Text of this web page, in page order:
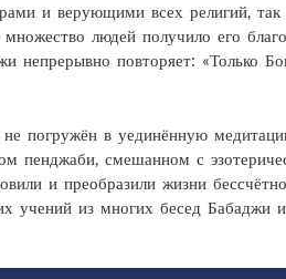
и верующими всех религий,
людей получило его
непрерывно повторяет: «Только
погружён в уединённую
пенджаби, смешанном с
и преобразили жизни
учений из многих бесед